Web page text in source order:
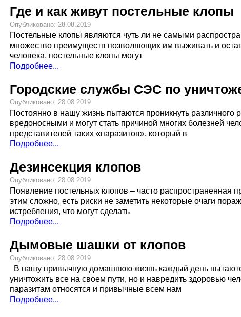
Где и как живут постельные клопы
Опубликовано: 28.08.2019
Постельные клопы являются чуть ли не самыми
множество преимуществ позволяющих им выживать и
человека, постельные клопы могут
Подробнее...
Городские службы СЭС по
Опубликовано: 28.08.2019
Постоянно в нашу жизнь пытаются проникнуть
вредоносными и могут стать причиной многих болезней
представителей таких «паразитов», который в
Подробнее...
Дезинсекция клопов
Опубликовано: 28.08.2019
Появление постельных клопов – часто распространенная
этим сложно, есть риски не заметить некоторые очаги
истребления, что могут сделать
Подробнее...
Дымовые шашки от клопов
Опубликовано: 28.08.2019
В нашу привычную домашнюю жизнь каждый день
уничтожить все на своем пути, но и навредить здоровью
паразитам относятся и привычные всем нам
Подробнее...